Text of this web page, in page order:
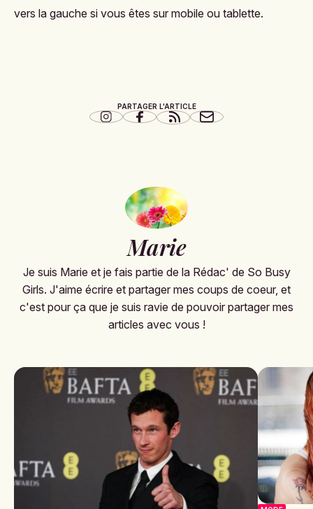
vers la gauche si vous êtes sur mobile ou tablette.
PARTAGER L'ARTICLE
Marie
Je suis Marie et je fais partie de la Rédac' de So Busy
Girls. J'aime écrire et partager mes coups de coeur, et
c'est pour ça que je suis ravie de pouvoir partager mes
articles avec vous !